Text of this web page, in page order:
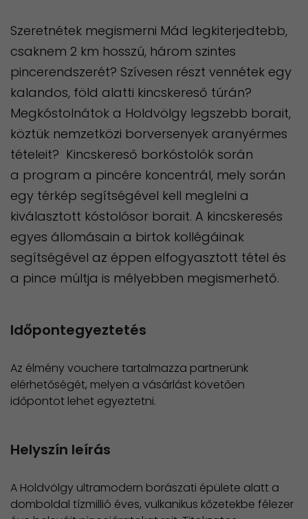
Szeretnétek megismerni Mád legkiterjedtebb,
csaknem 2 km hosszú, három szintes
pincerendszerét? Szívesen részt vennétek egy
kalandos, föld alatti kincskereső túrán?
Megkóstolnátok a Holdvölgy legszebb borait,
köztük nemzetközi borversenyek aranyérmes
tételeit? Kincskereső borkóstolók során
a program a pincére koncentrál, mely során
egy térkép segítségével kell meglelni a
kiválasztott kóstolósor borait. A kincskeresés
egyes állomásain a birtok kollégáinak
segítségével az éppen elfogyasztott tétel és
a pince múltja is mélyebben megismerhető.
Időpontegyeztetés
Az élmény vouchere tartalmazza partnerünk
elérhetőségét, melyen a vásárlást követően
időpontot lehet egyeztetni.
Helyszín leírás
A Holdvölgy ultramodern borászati épülete alatt a
domboldal tízmillió éves, vulkanikus kőzetekbe félezer